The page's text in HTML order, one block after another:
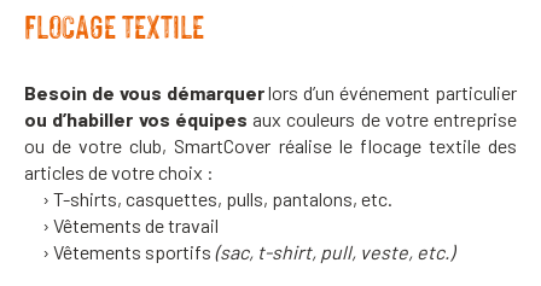
FLOCAGE TEXTILE
Besoin de vous démarquerlors d’un événement particulier
ou d’habiller vos équipes aux couleurs de votre entreprise
ou de votre club, SmartCover réalise le flocage textile des
articles de votre choix :
› T-shirts, casquettes, pulls, pantalons, etc.
› Vêtements de travail
› Vêtements sportifs (sac, t-shirt, pull, veste, etc.)